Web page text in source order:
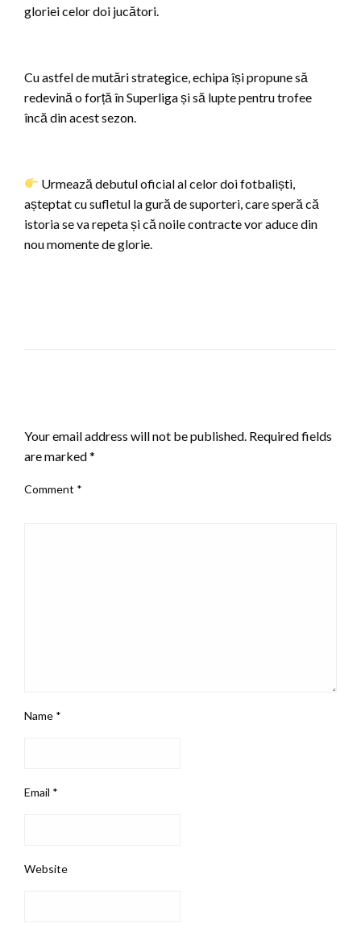
gloriei celor doi jucători.
Cu astfel de mutări strategice, echipa își propune să
redevină o forță în Superliga și să lupte pentru trofee
încă din acest sezon.
Urmează debutul oficial al celor doi fotbaliști,
așteptat cu sufletul la gură de suporteri, care speră că
istoria se va repeta și că noile contracte vor aduce din
nou momente de glorie.
Your email address will not be published. Required fields
are marked*
Comment *
Name *
Email *
Website